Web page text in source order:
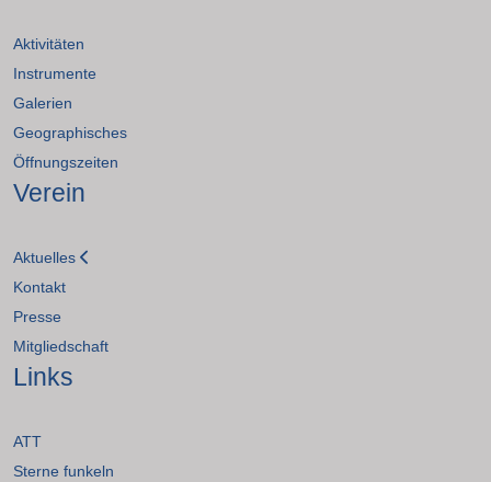
Aktivitäten
Instrumente
Galerien
Geographisches
Öffnungszeiten
Verein
Aktuelles
Kontakt
Presse
Mitgliedschaft
Links
ATT
Sterne funkeln